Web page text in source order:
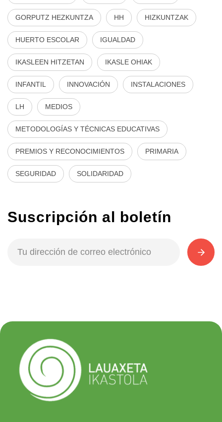
GORPUTZ HEZKUNTZA HH HIZKUNTZAK
HUERTO ESCOLAR IGUALDAD
IKASLEEN HITZETAN IKASLE OHIAK
INFANTIL INNOVACIÓN INSTALACIONES
LH MEDIOS
METODOLOGÍAS Y TÉCNICAS EDUCATIVAS
PREMIOS Y RECONOCIMIENTOS PRIMARIA
SEGURIDAD SOLIDARIDAD
Suscripción al boletín